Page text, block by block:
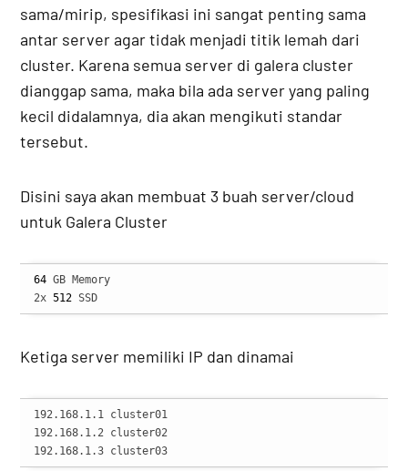
sama/mirip, spesifikasi ini sangat penting sama
antar server agar tidak menjadi titik lemah dari
cluster. Karena semua server di galera cluster
dianggap sama, maka bila ada server yang paling
kecil didalamnya, dia akan mengikuti standar
tersebut.
Disini saya akan membuat 3 buah server/cloud
untuk Galera Cluster
64 GB Memory
2x 512 SSD
Ketiga server memiliki IP dan dinamai
192.168.1.1 cluster01
192.168.1.2 cluster02
192.168.1.3 cluster03